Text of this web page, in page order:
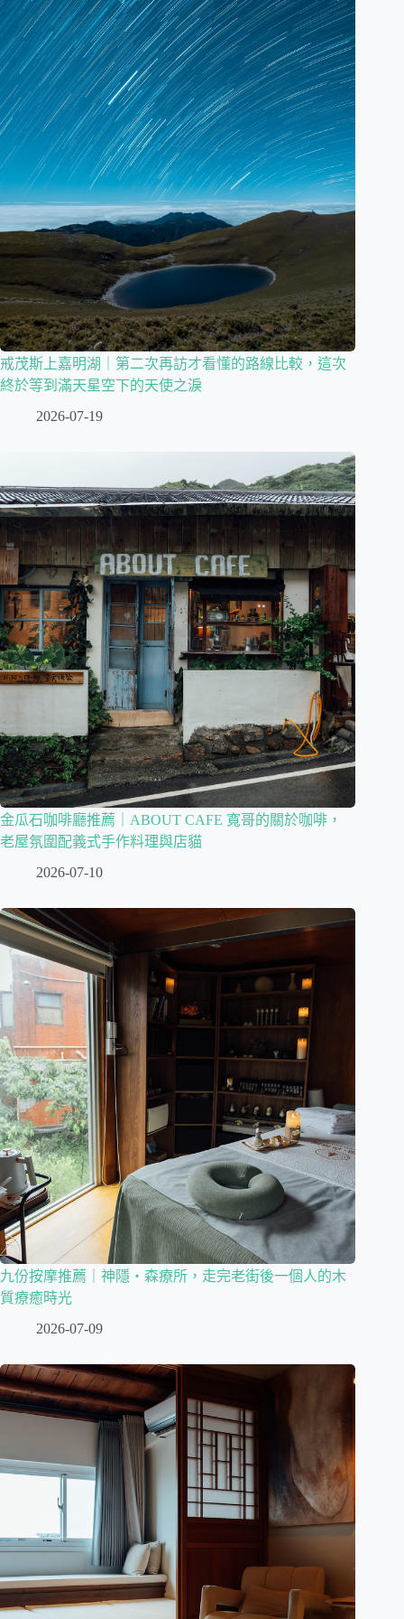
戒茂斯上嘉明湖｜第二次再訪才看懂的路線比較，這次
終於等到滿天星空下的天使之淚
2026-07-19
金瓜石咖啡廳推薦｜ABOUT CAFE 寬哥的關於咖啡，
老屋氛圍配義式手作料理與店貓
2026-07-10
九份按摩推薦｜神隱・森療所，走完老街後一個人的木
質療癒時光
2026-07-09